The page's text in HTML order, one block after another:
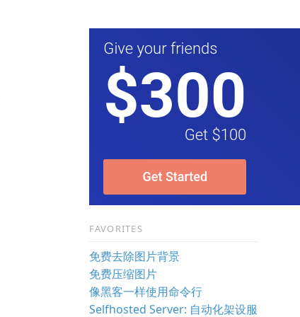
FAVORITES
免费去除图片背景
免费压缩图片
像黑客一样使用命令行
Selfhosted Server: 自动化架设服